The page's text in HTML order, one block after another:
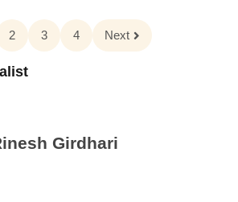
2 3 4 Next
Girdhari